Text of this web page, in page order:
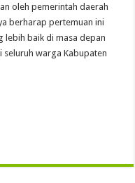
oleh pemerintah daerah
berharap pertemuan ini
lebih baik di masa depan
warga Kabupaten